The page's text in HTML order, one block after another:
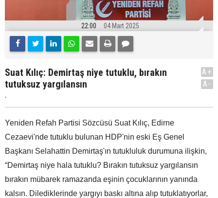
22:00 04 Mart 2025
Suat Kılıç: Demirtaş niye tutuklu, bırakın
tutuksuz yargılansın
.
A+
A-
Yeniden Refah Partisi Sözcüsü Suat Kılıç, Edirne
Cezaevi'nde tutuklu bulunan HDP'nin eski Eş Genel
Başkanı Selahattin Demirtaş'ın tutukluluk durumuna ilişkin,
“Demirtaş niye hala tutuklu? Bırakın tutuksuz yargılansın
bırakın mübarek ramazanda eşinin çocuklarının yanında
kalsın. Dilediklerinde yargıyı baskı altına alıp tutuklatıyorlar,